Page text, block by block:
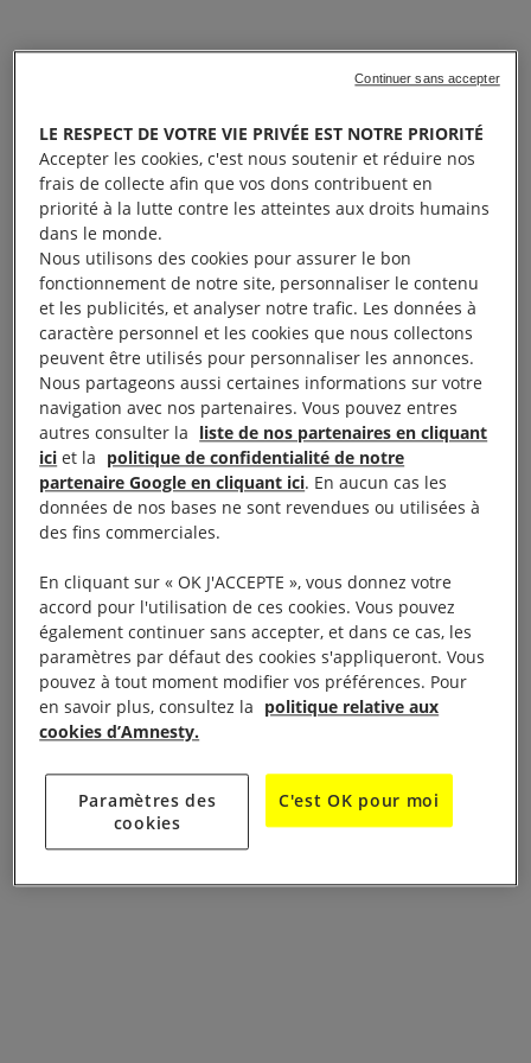
LE RESPECT DE VOTRE VIE PRIVÉE EST NOTRE PRIORITÉ
Accepter les cookies, c'est nous soutenir et réduire nos
frais de collecte afin que vos dons contribuent en
priorité à la lutte contre les atteintes aux droits humains
dans le monde.
Nous utilisons des cookies pour assurer le bon
fonctionnement de notre site, personnaliser le contenu
et les publicités, et analyser notre trafic. Les données à
caractère personnel et les cookies que nous collectons
peuvent être utilisés pour personnaliser les annonces.
Nous partageons aussi certaines informations sur votre
navigation avec nos partenaires. Vous pouvez entres
autres consulter la liste de nos partenaires en cliquant
ici et la politique de confidentialité de notre
partenaire Google en cliquant ici. En aucun cas les
données de nos bases ne sont revendues ou utilisées à
des fins commerciales.
En cliquant sur « OK J'ACCEPTE », vous donnez votre
accord pour l'utilisation de ces cookies. Vous pouvez
également continuer sans accepter, et dans ce cas, les
paramètres par défaut des cookies s'appliqueront. Vous
pouvez à tout moment modifier vos préférences. Pour
en savoir plus, consultez la politique relative aux
cookies d’Amnesty.
Paramètres des
cookies
C'est OK pour moi
Continuer sans accepter